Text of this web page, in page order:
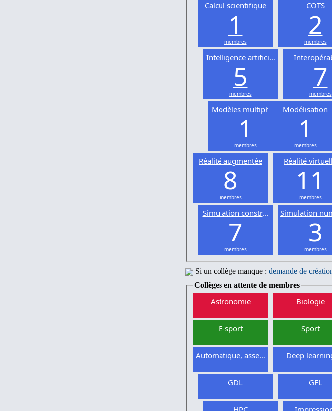
Calcul scientifique
1
membres
COTS
2
membres
Intelligence artificielle
5
membres
7
membres
Modèles multiphysiques
1
membres
Modélisation
1
membres
Réalité augmentée
8
membres
Réalité
11
membres
Simulation constructive
7
membres
Simulation
3
membres
Si un collège manque : demande de
Collèges en attente de membres
Astronomie Biologie
E-sport Sport
Automatique, asservissement
Deep
GDL GFL